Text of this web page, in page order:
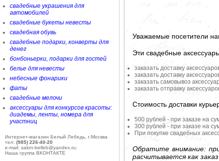
свадебные украшения для
автомобилей
свадебные букеты невесты
свадебная обувь
свадебные подарки, конверты для
денег
бонбоньерки, подарки для гостей
белье для невесты
небесные фонарики
фаты
свадебные мелочи
аксессуары для конкурсов красоты:
диадемы, ленты, номера для
участниц
Интернет-магазин Белый Лебедь, г.Москва
тел: (985) 226-40-20
e-mail: salon-belleb@yandex.ru;
Наша группа ВКОНТАКТЕ
Уважаемые посетители
Эти свадебные
заказать доставку
заказать доставку
заказать самовывоз
заказать отправку
Стоимость доставки
500 рублей - при заказе на
300 рублей - при заказе на
При покупке свадебных
Обратите внимание:
расчитывается как